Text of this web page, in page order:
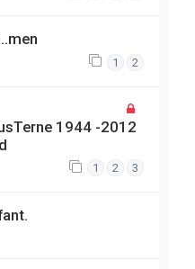
1 2
1944 -2012
1 2 3